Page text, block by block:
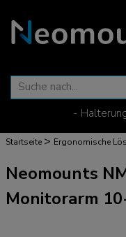
-
Startseite > Ergonomische
Neomounts
Monitorarm